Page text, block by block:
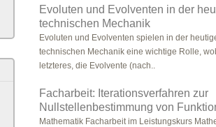
Evoluten und Evolventen in der
technischen Mechanik
Evoluten und Evolventen spielen in der
technischen Mechanik eine wichtige Rolle,
letzteres, die Evolvente (nach..
Facharbeit: Iterationsverfahren zur
Nullstellenbestimmung von
Mathematik Facharbeit im Leistungskurs